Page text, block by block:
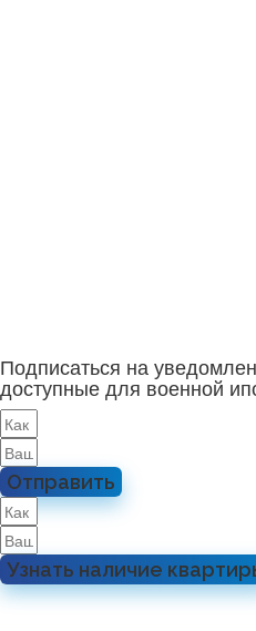
Подписаться на
доступные для военной
Отправить
Узнать наличие